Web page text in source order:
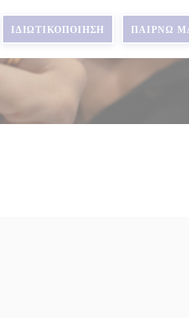
ΙΔΙΩΤΙΚΟΠΟΊΗΣΗ ΠΑΊΡΝΩ